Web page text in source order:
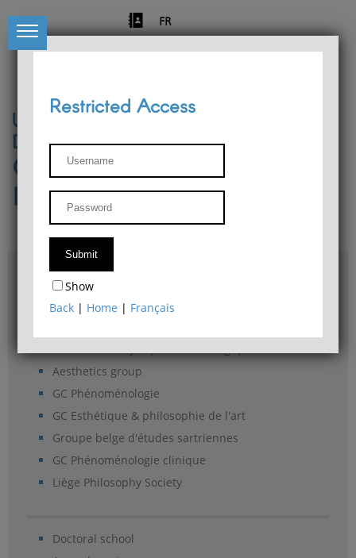
FR
University of Liège
Départment of Philosophy
Center for Phenomenological
Research
Access & maps
Philosophy Department Library
Aesthetics group
GC Phénoménologie
GC Esthétique & philosophie de l'art
Groupe belge d'études sartriennes
GC Phénoménologie clinique
Liège Philosophy Society
Doctoral school
Restricted Access
Show
Back | Home | Français